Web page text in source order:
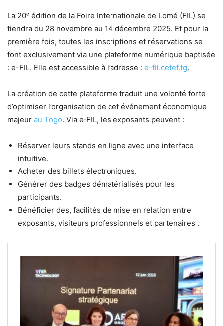
La 20ᵉ édition de la Foire Internationale de Lomé (FIL) se
tiendra du 28 novembre au 14 décembre 2025. Et pour la
première fois, toutes les inscriptions et réservations se
font exclusivement via une plateforme numérique baptisée
: e-FIL. Elle est accessible à l’adresse : e-fil.cetef.tg.
La création de cette plateforme traduit une volonté forte
d’optimiser l’organisation de cet événement économique
majeur au Togo. Via e‑FIL, les exposants peuvent :
Réserver leurs stands en ligne avec une interface
intuitive.
Acheter des billets électroniques.
Générer des badges dématérialisés pour les
participants.
Bénéficier des, facilités de mise en relation entre
exposants, visiteurs professionnels et partenaires .